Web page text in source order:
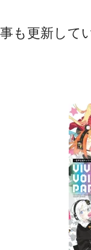
も更新して